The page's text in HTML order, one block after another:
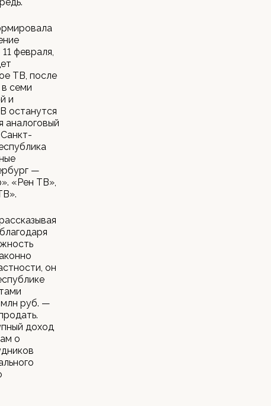
февраля,
ТВ, после
семи
и
останутся
аналоговый
—
«Рен ТВ»,
он
млн руб. —
доход
о